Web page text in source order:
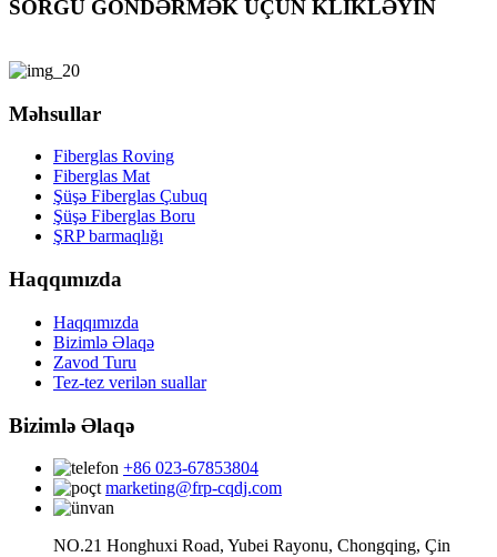
SORĞU GÖNDƏRMƏK ÜÇÜN KLİKLƏYİN
Məhsullar
Fiberglas Roving
Fiberglas Mat
Şüşə Fiberglas Çubuq
Şüşə Fiberglas Boru
ŞRP barmaqlığı
Haqqımızda
Haqqımızda
Bizimlə Əlaqə
Zavod Turu
Tez-tez verilən suallar
Bizimlə Əlaqə
+86 023-67853804
marketing@frp-cqdj.com
NO.21 Honghuxi Road, Yubei Rayonu, Chongqing, Çin